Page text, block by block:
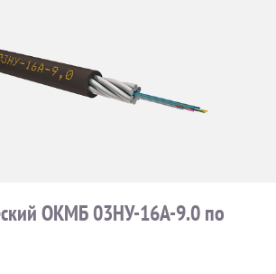
ОКМБ 03НУ-16A-9.0 по